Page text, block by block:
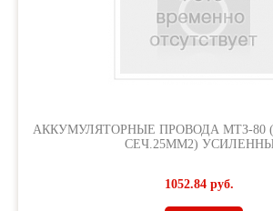
АККУМУЛЯТОРНЫЕ ПРОВОДА МТЗ-80
СЕЧ.25ММ2)
1052.84 руб.